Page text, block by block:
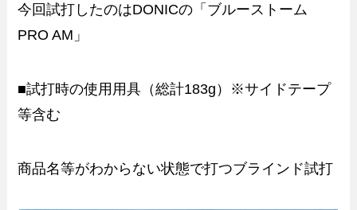
今回試打したのはDONICの「ブルーストーム
PRO AM」
■試打時の使用用具（総計183g）※サイドテープ
等含む
商品名等がわからない状態で打つブラインド試打